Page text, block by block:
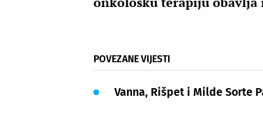
POVEZANE VIJESTI
Vanna, Rišpet i Milde Sorte